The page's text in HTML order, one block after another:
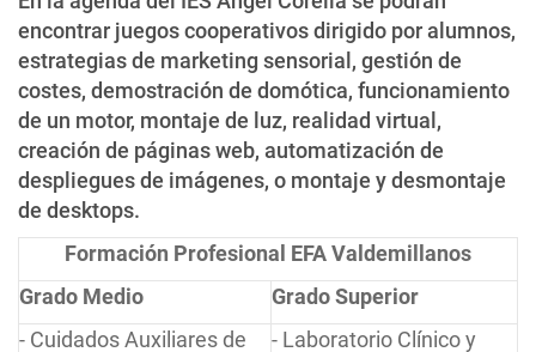
encontrar juegos cooperativos dirigido por alumnos,
estrategias de marketing sensorial, gestión de
costes, demostración de domótica, funcionamiento
de un motor, montaje de luz, realidad virtual,
creación de páginas web, automatización de
despliegues de imágenes, o montaje y desmontaje
de desktops.
Formación Profesional EFA Valdemillanos
Grado Medio
Grado Superior
- Cuidados Auxiliares de
- Laboratorio Clínico y